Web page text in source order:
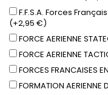
F.F.S.A. Forces
(+2,95 €)
FORCE AERIENNE
FORCE AERIENNE
FORCES FRANCAISES
FORMATION AERIENNE